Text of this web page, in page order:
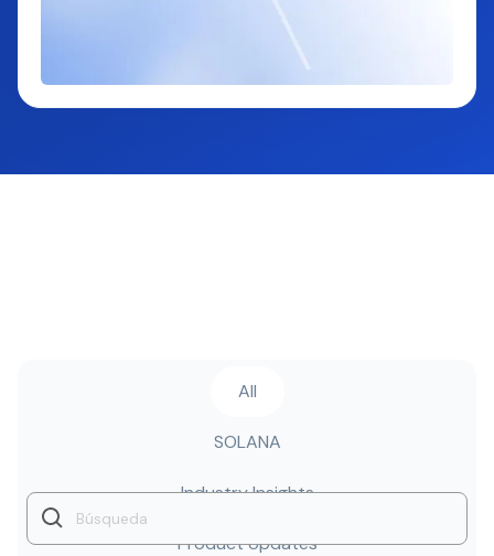
All
SOLANA
Industry Insights
Product Updates